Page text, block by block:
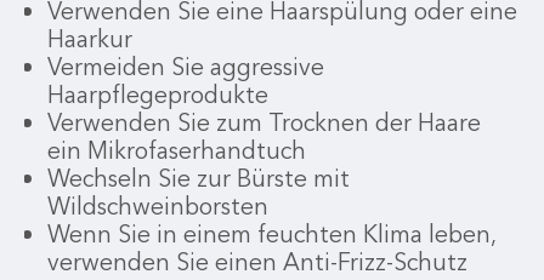
Verwenden Sie eine Haarspülung oder eine
Haarkur
Vermeiden Sie aggressive
Haarpflegeprodukte
Verwenden Sie zum Trocknen der Haare
ein Mikrofaserhandtuch
Wechseln Sie zur Bürste mit
Wildschweinborsten
Wenn Sie in einem feuchten Klima leben,
verwenden Sie einen Anti-Frizz-Schutz